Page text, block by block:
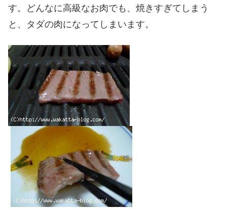
す。どんなに高級なお肉でも、焼きすぎてしまう
と、タダの肉になってしまいます。